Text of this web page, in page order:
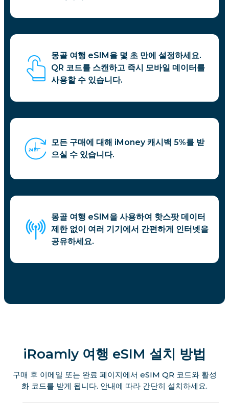
몽골 여행 eSIM을 몇 초 만에 설정하세요.
QR 코드를 스캔하고 즉시 모바일 데이터를
사용할 수 있습니다.
모든 구매에 대해 iMoney 캐시백 5%를 받
으실 수 있습니다.
몽골 여행 eSIM을 사용하여 핫스팟 데이터
제한 없이 여러 기기에서 간편하게 인터넷을
공유하세요.
iRoamly 여행 eSIM 설치 방법
구매 후 이메일 또는 완료 페이지에서 eSIM QR 코드와 활성
화 코드를 받게 됩니다. 안내에 따라 간단히 설치하세요.